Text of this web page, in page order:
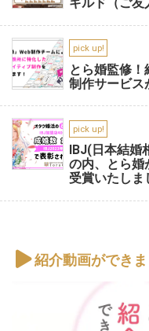
ギルド（ご友
pick up!
とら婚監修
制作サービス
pick up!
IBJ(日本結
の内、とら婚
受賞いたし
紹介動画ができま